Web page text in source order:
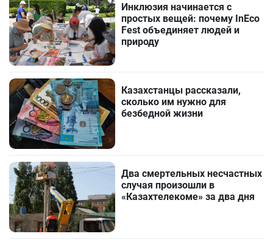
Инклюзия начинается с
простых вещей: почему InEco
Fest объединяет людей и
природу
Казахстанцы рассказали,
сколько им нужно для
безбедной жизни
Два смертельных несчастных
случая произошли в
«Казахтелекоме» за два дня